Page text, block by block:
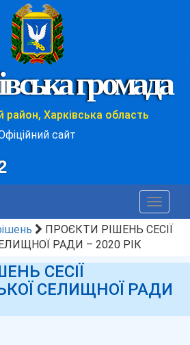
громада
район, Харківська область
сайт
Toggle
ПРОЄКТИ РІШЕНЬ СЕСІЇ
РАДИ – 2020 РІК
СЕСІЇ
СЕЛИЩНОЇ РАДИ